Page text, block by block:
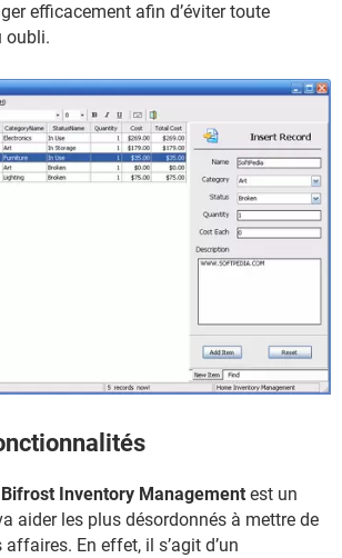
efficacement afin d’éviter toute
oubli.
Bifrost Inventory Management est un
aider les plus désordonnés à mettre de
affaires. En effet, il s’agit d’un